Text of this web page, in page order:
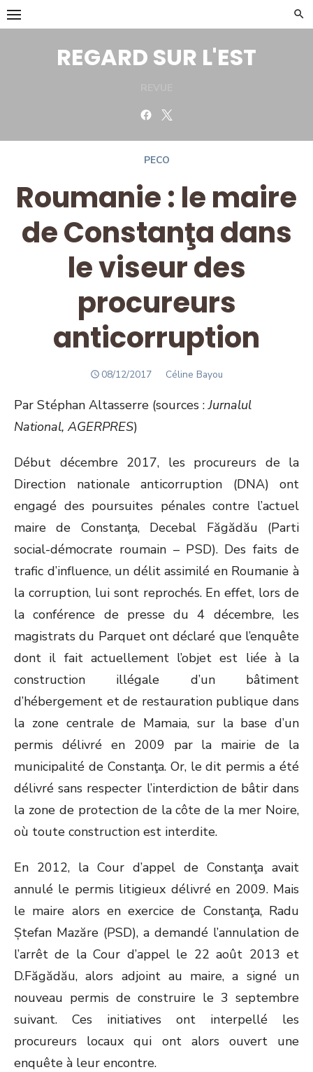
Skip
to
REGARD SUR L'EST
Facebook
PECO
Roumanie : le maire
de Constanţa dans
le viseur des
procureurs
anticorruption
POSTED
08/12/2017 Author
Céline Bayou
Par Stéphan Altasserre (sources :Jurnalul
National, AGERPRES)
Début décembre 2017, les procureurs de la
Direction nationale anticorruption (DNA) ont
engagé des poursuites pénales contre l’actuel
maire de Constanţa, Decebal Făgădău (Parti
social-démocrate roumain – PSD). Des faits de
trafic d’influence, un délit assimilé en Roumanie à
la corruption, lui sont reprochés. En effet, lors de
la conférence de presse du 4 décembre, les
magistrats du Parquet ont déclaré que l’enquête
dont il fait actuellement l’objet est liée à la
construction illégale d’un bâtiment
d’hébergement et de restauration publique dans
la zone centrale de Mamaia, sur la base d’un
permis délivré en 2009 par la mairie de la
municipalité de Constanţa. Or, le dit permis a été
délivré sans respecter l’interdiction de bâtir dans
la zone de protection de la côte de la mer Noire,
où toute construction est interdite.
En 2012, la Cour d’appel de Constanţa avait
annulé le permis litigieux délivré en 2009. Mais
le maire alors en exercice de Constanţa, Radu
Ștefan Mazăre (PSD), a demandé l’annulation de
l’arrêt de la Cour d’appel le 22 août 2013 et
D.Făgădău, alors adjoint au maire, a signé un
nouveau permis de construire le 3 septembre
suivant. Ces initiatives ont interpellé les
procureurs locaux qui ont alors ouvert une
enquête à leur encontre.